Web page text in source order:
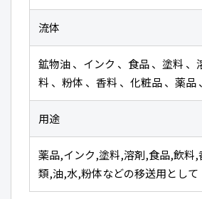
流体
鉱物油 、インク 、食品 、塗料 、
料 、粉体 、香料 、化粧品 、薬品
用途
薬品,インク,塗料,溶剤,食品,飲料
類,油,水,粉体などの移送用として